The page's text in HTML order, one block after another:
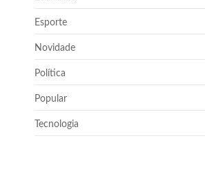
Esporte
Novidade
Política
Popular
Tecnologia